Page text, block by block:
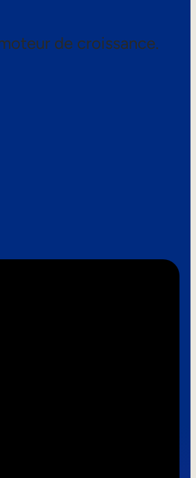
de croissance.